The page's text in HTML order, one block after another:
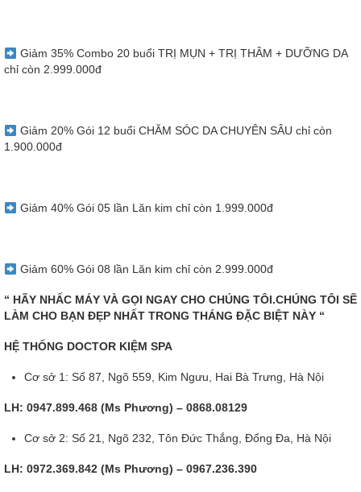
Giảm 35% Combo 20 buổi TRỊ MỤN + TRỊ THÂM + DƯỠNG DA
chỉ còn 2.999.000đ
Giảm 20% Gói 12 buổi CHĂM SÓC DA CHUYÊN SÂU chỉ còn
1.900.000đ
Giảm 40% Gói 05 lần Lăn kim chỉ còn 1.999.000đ
Giảm 60% Gói 08 lần Lăn kim chỉ còn 2.999.000đ
“ HÃY NHẤC MÁY VÀ GỌI NGAY CHO CHÚNG TÔI.CHÚNG TÔI SẼ
LÀM CHO BẠN ĐẸP NHẤT TRONG THÁNG ĐẶC BIỆT NÀY “
HỆ THỐNG DOCTOR KIỆM SPA
Cơ sở 1: Số 87, Ngõ 559, Kim Ngưu, Hai Bà Trưng, Hà Nội
LH: 0947.899.468 (Ms Phương) – 0868.08129
Cơ sở 2: Số 21, Ngõ 232, Tôn Đức Thắng, Đống Đa, Hà Nội
LH: 0972.369.842 (Ms Phương) – 0967.236.390